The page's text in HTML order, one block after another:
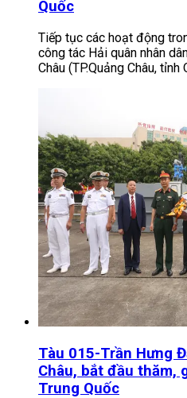
Quốc
Tiếp tục các hoạt động
công tác Hải quân nhân
Châu (TP.Quảng Châu, tỉnh
Tàu 015-Trần Hưng
Châu, bắt đầu thăm,
Trung Quốc